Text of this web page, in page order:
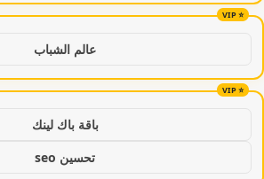
عالم الشباب
باقة باك لينك
تحسين seo